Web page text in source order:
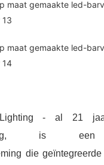
- al 21
is een
die